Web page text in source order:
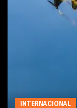
INTERNACIONAL